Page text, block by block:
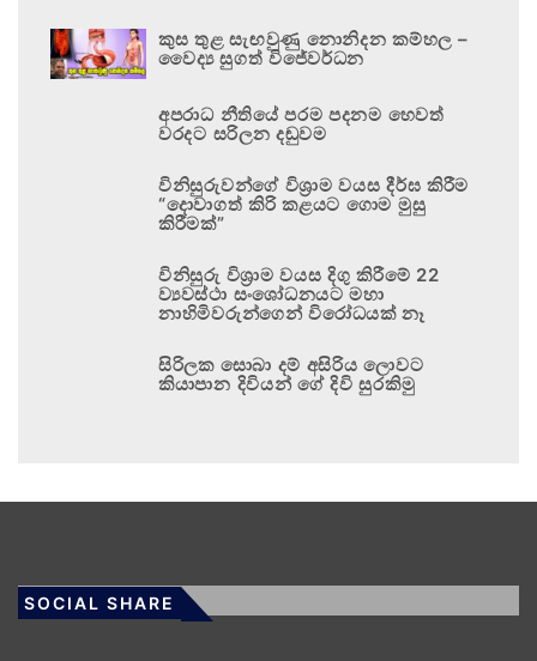
කුස තුළ සැඟවුණු නොනිදන කම්හල –
වෛද්‍ය සුගත් විජේවර්ධන
අපරාධ නීතියේ පරම පදනම හෙවත්
වරදට සරිලන දඬුවම
විනිසුරුවන්ගේ විශ්‍රාම වයස දීර්ඝ කිරීම
“දොවාගත් කිරි කළයට ගොම මුසු
කිරීමක්”
විනිසුරු විශ්‍රාම වයස දිගු කිරීමේ 22
ව්‍යවස්ථා සංශෝධනයට මහා
නාහිමිවරුන්ගෙන් විරෝධයක් නෑ
සිරිලක සොබා දම් අසිරිය ලොවට
කියාපාන දිවියන් ගේ දිවි සුරකිමු
SOCIAL SHARE